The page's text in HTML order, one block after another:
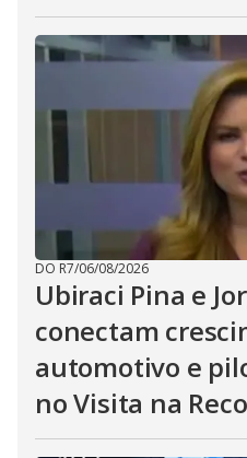
DO R7/06/08/2026
Ubiraci Pina e
conectam
automotivo e
no Visita na